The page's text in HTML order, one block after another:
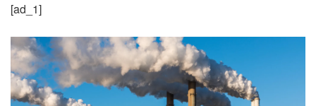
[ad_1]